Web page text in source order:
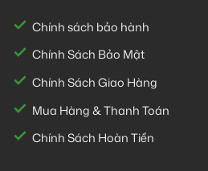
Chính sách bảo hành
Chính Sách Bảo Mật
Chính Sách Giao Hàng
Mua Hàng & Thanh Toán
Chính Sách Hoàn Tiền